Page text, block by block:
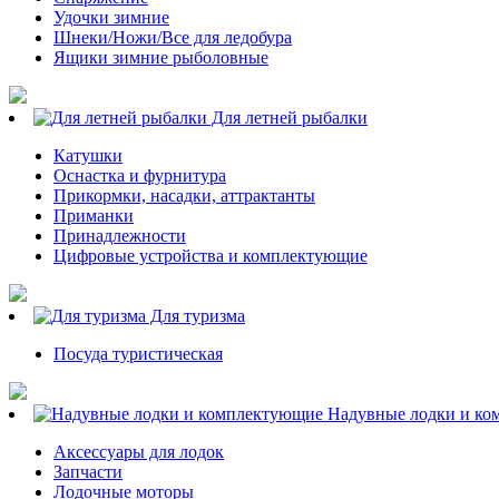
Удочки зимние
Шнеки/Ножи/Все для ледобура
Ящики зимние рыболовные
Для летней рыбалки
Катушки
Оснастка и фурнитура
Прикормки, насадки, аттрактанты
Приманки
Принадлежности
Цифровые устройства и комплектующие
Для туризма
Посуда туристическая
Надувные лодки и
Аксессуары для лодок
Запчасти
Лодочные моторы